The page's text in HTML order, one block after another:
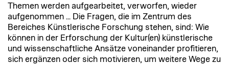
Themen werden aufgearbeitet, verworfen, wieder
aufgenommen ... Die Fragen, die im Zentrum des
Bereiches Künstlerische Forschung stehen, sind: Wie
können in der Erforschung der Kultur(en) künstlerische
und wissenschaftliche Ansätze voneinander profitieren,
sich ergänzen oder sich motivieren, um weitere Wege zu